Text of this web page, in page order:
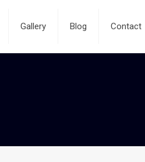
Gallery Blog Contact